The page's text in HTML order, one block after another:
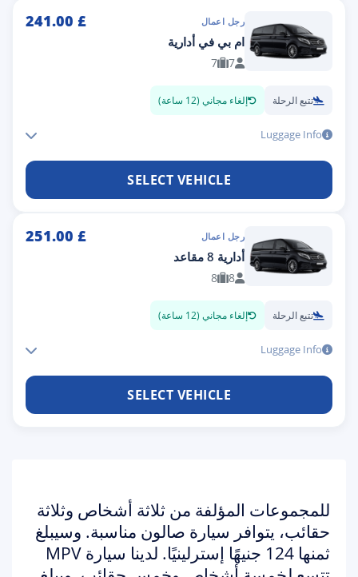
رجل اعمال £
241.00
ام بي في أدارية
7
7
تتبع الرحلة إلغاء مجاني (12 ساعة)
Luggage Info
SELECT VEHICLE
رجل اعمال £
251.00
أدارية 8 مقاعد
8
8
تتبع الرحلة إلغاء مجاني (12 ساعة)
Luggage Info
SELECT VEHICLE
للمجموعات المؤلفة من ثلاثة أشخاص وثلاثة
حقائب، يتوافر سيارة صالون مناسبة. وسيبلغ
ثمنها 124 جنيهًا إسترلينيًا. لدينا سيارة MPV